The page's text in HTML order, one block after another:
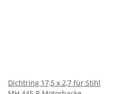
Dichtring 17,5 x 2,7 für Stihl